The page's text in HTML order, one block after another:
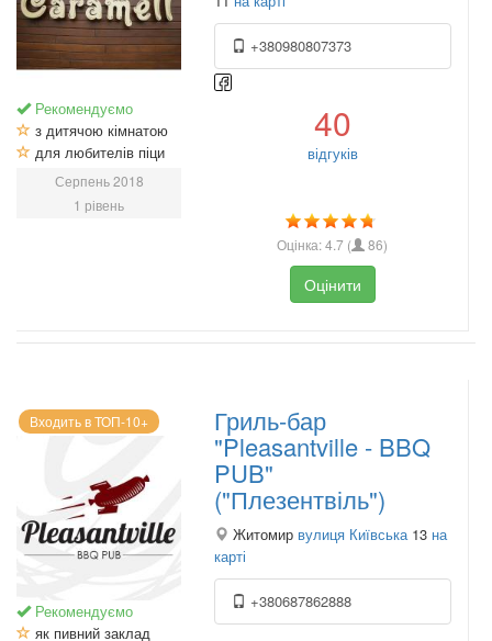
Рекомендуємо
з дитячою кімнатою
для любителів піци
Серпень 2018
1 рівень
+380980807373
40
відгуків
Оцінка:4.7 ( 86)
Оцінити
Входить в ТОП-10+
Рекомендуємо
як пивний заклад
Гриль-бар
"Pleasantville - BBQ
PUB"
("Плезентвіль")
Житомир вулиця Київська 13 на
карті
+380687862888